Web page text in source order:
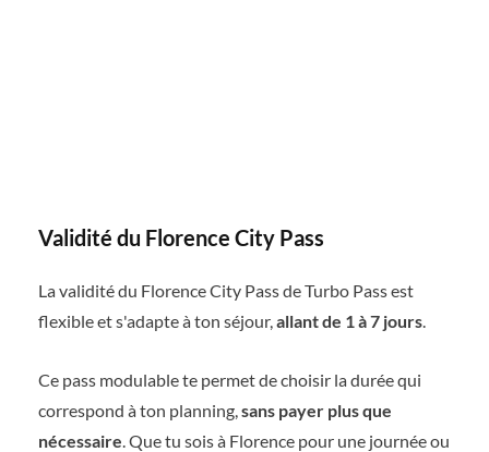
Validité du Florence City Pass
La validité du Florence City Pass de Turbo Pass est
flexible et s'adapte à ton séjour, allant de 1 à 7 jours
Ce pass modulable te permet de choisir la durée qui
correspond à ton planning, sans payer plus que
nécessaire . Que tu sois à Florence pour une journée ou